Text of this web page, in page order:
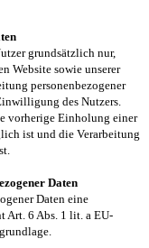
grundsätzlich nur,
Website sowie unserer
personenbezogener
des Nutzers.
vorherige Einholung einer
ist und die Verarbeitung
Daten
Daten eine
Art. 6 Abs. 1 lit. a EU-